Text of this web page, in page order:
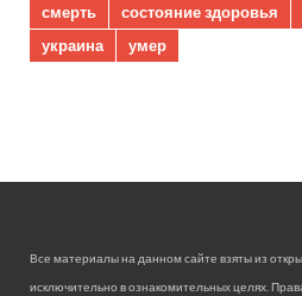
смерть
состояние здоровья
украина
умер
Все материалы на данном сайте взяты из
исключительно в ознакомительных целях.